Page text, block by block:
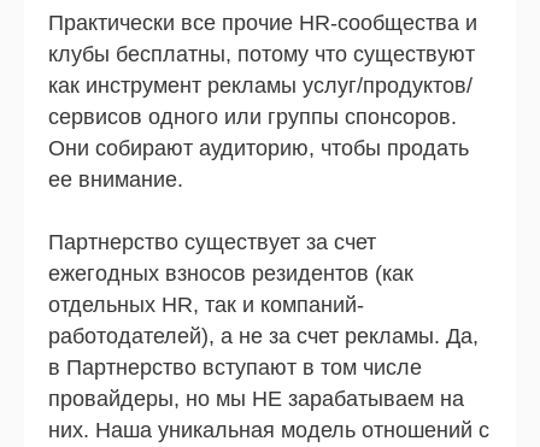
Практически все прочие HR-сообщества и
клубы бесплатны, потому что существуют
как инструмент рекламы услуг/продуктов/
сервисов одного или группы спонсоров.
Они собирают аудиторию, чтобы продать
ее внимание.
Партнерство существует за счет
ежегодных взносов резидентов (как
отдельных HR, так и компаний-
работодателей), а не за счет рекламы. Да,
в Партнерство вступают в том числе
провайдеры, но мы НЕ зарабатываем на
них. Наша уникальная модель отношений с